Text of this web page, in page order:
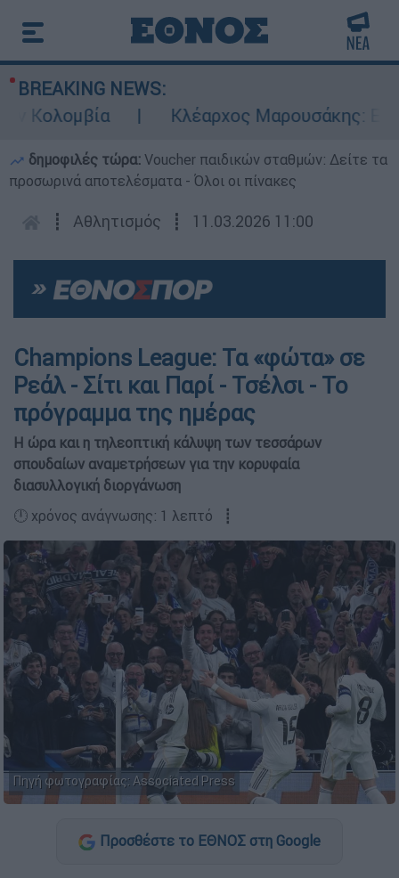
BREAKING NEWS:
Κλέαρχος Μαρουσάκης:
δημοφιλές τώρα: Voucher παιδικών σταθμών: Δείτε τα
προσωρινά αποτελέσματα - Όλοι οι πίνακες
┋ Αθλητισμός ┋ 11.03.2026 11:00
Champions League: Τα «φώτα» σε
Ρεάλ - Σίτι και Παρί - Τσέλσι - Το
πρόγραμμα της ημέρας
Η ώρα και η τηλεοπτική κάλυψη των τεσσάρων
σπουδαίων αναμετρήσεων για την κορυφαία
διασυλλογική διοργάνωση
🕛 χρόνος ανάγνωσης: 1 λεπτό ┋
Πηγή φωτογραφίας: Associated Press
Προσθέστε το ΕΘΝΟΣ στη Google